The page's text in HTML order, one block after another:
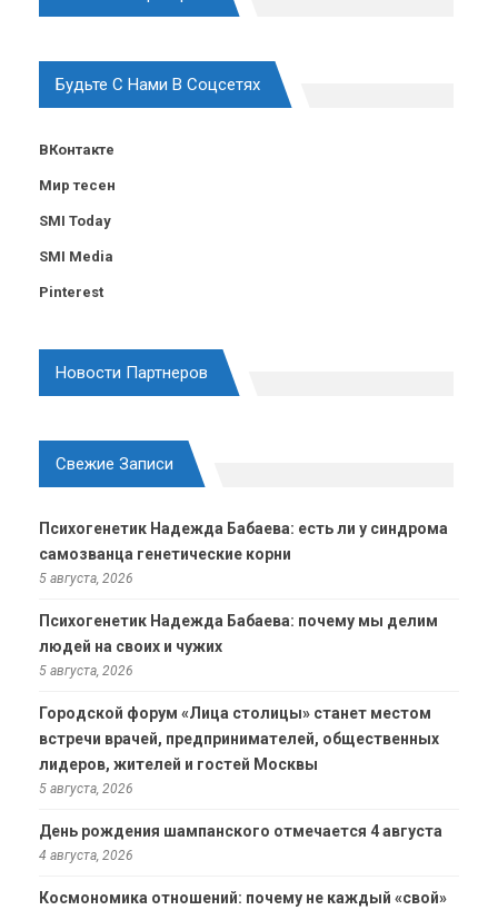
Будьте С Нами В Соцсетях
ВКонтакте
Мир тесен
SMI Today
SMI Media
Pinterest
Новости Партнеров
Свежие Записи
Психогенетик Надежда Бабаева: есть ли у синдрома
самозванца генетические корни
5 августа, 2026
Психогенетик Надежда Бабаева: почему мы делим
людей на своих и чужих
5 августа, 2026
Городской форум «Лица столицы» станет местом
встречи врачей, предпринимателей, общественных
лидеров, жителей и гостей Москвы
5 августа, 2026
День рождения шампанского отмечается 4 августа
4 августа, 2026
Космономика отношений: почему не каждый «свой»